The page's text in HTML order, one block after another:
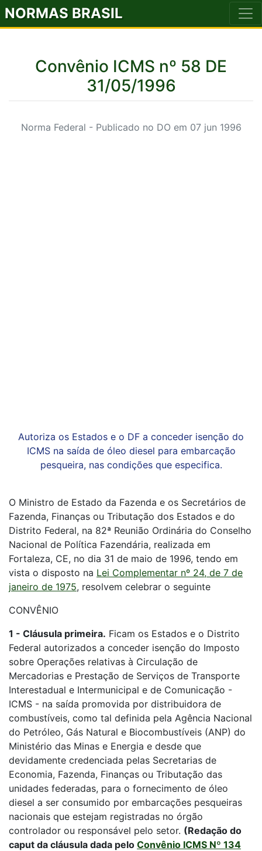
NORMAS BRASIL
Convênio ICMS nº 58 DE
31/05/1996
Norma Federal - Publicado no DO em 07 jun 1996
Autoriza os Estados e o DF a conceder isenção do
ICMS na saída de óleo diesel para embarcação
pesqueira, nas condições que especifica.
O Ministro de Estado da Fazenda e os Secretários de
Fazenda, Finanças ou Tributação dos Estados e do
Distrito Federal, na 82ª Reunião Ordinária do Conselho
Nacional de Política Fazendária, realizada em
Fortaleza, CE, no dia 31 de maio de 1996, tendo em
vista o disposto na Lei Complementar nº 24, de 7 de
janeiro de 1975, resolvem celebrar o seguinte
CONVÊNIO
1 - Cláusula primeira. Ficam os Estados e o Distrito
Federal autorizados a conceder isenção do Imposto
sobre Operações relativas à Circulação de
Mercadorias e Prestação de Serviços de Transporte
Interestadual e Intermunicipal e de Comunicação -
ICMS - na saída promovida por distribuidora de
combustíveis, como tal definida pela Agência Nacional
do Petróleo, Gás Natural e Biocombustíveis (ANP) do
Ministério das Minas e Energia e desde que
devidamente credenciada pelas Secretarias de
Economia, Fazenda, Finanças ou Tributação das
unidades federadas, para o fornecimento de óleo
diesel a ser consumido por embarcações pesqueiras
nacionais que estejam registradas no órgão
controlador ou responsável pelo setor. (Redação do
caput da cláusula dada pelo Convênio ICMS Nº 134